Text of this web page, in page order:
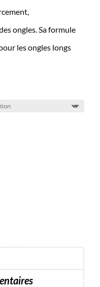
20,00€
ongles. Sa formule
les ongles longs